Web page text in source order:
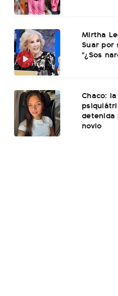
Mirtha
Suar por
"¿Sos
Chaco:
detenida
novio